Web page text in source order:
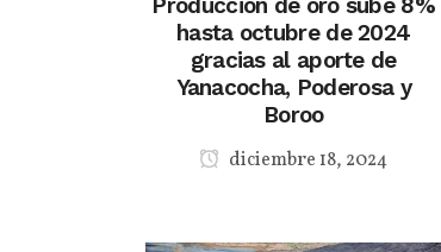
Producción de oro sube 8%
hasta octubre de 2024
gracias al aporte de
Yanacocha, Poderosa y
Boroo
diciembre 18, 2024